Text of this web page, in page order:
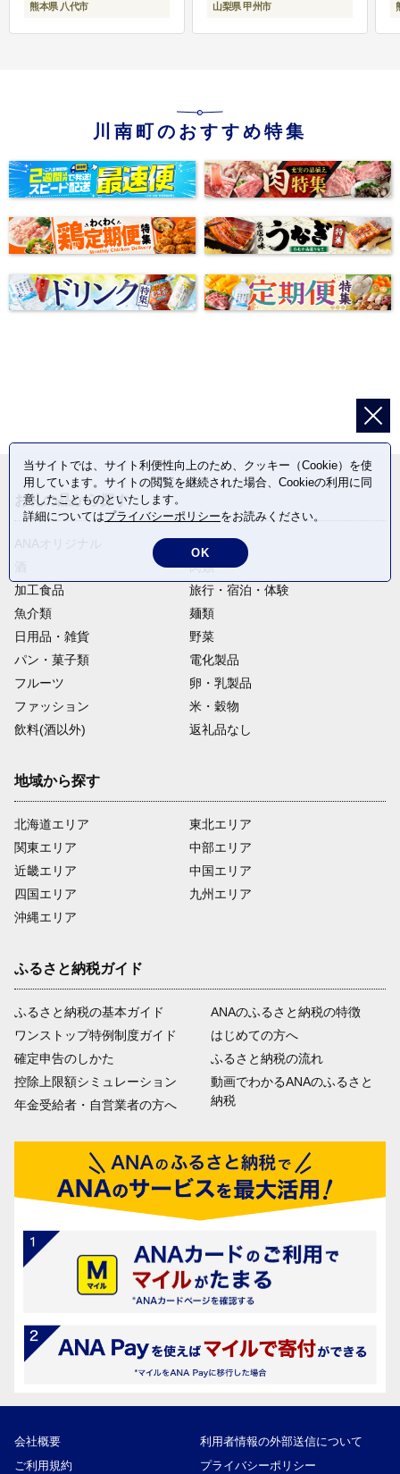
熊本県 八代市 山梨県 甲州市
川南町のおすすめ特集
お礼の品から探す
肉類
加工食品
旅行・宿泊・体験
魚介類
麺類
日用品・雑貨
野菜
パン・菓子類
電化製品
フルーツ
卵・乳製品
ファッション
米・穀物
飲料(酒以外)
返礼品なし
地域から探す
北海道エリア
関東エリア
近畿エリア
四国エリア
沖縄エリア
東北エリア
中部エリア
中国エリア
九州エリア
ふるさと納税ガイド
ふるさと納税の基本ガイド
ワンストップ特例制度ガイド
確定申告のしかた
控除上限額シミュレーション
年金受給者・自営業者の方へ
ANAのふるさと納税の特徴
はじめての方へ
ふるさと納税の流れ
動画でわかるANAのふるさと
納税
会社概要
利用者情報の外部送信について
ご利用規約
プライバシーポリシー
当サイトでは、サイト利便性向上のため、クッキー（Cookie）を使
用しています。サイトの閲覧を継続された場合、Cookieの利用に同
意したことものといたします。
詳細についてはプライバシーポリシーをお読みください。
OK